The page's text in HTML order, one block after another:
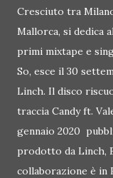
Cresciuto tra
Mallorca, si dedica
primi mixtape e
So, esce il 30
Linch. Il disco
traccia Candy ft.
gennaio 2020
prodotto da Linch,
collaborazione è in